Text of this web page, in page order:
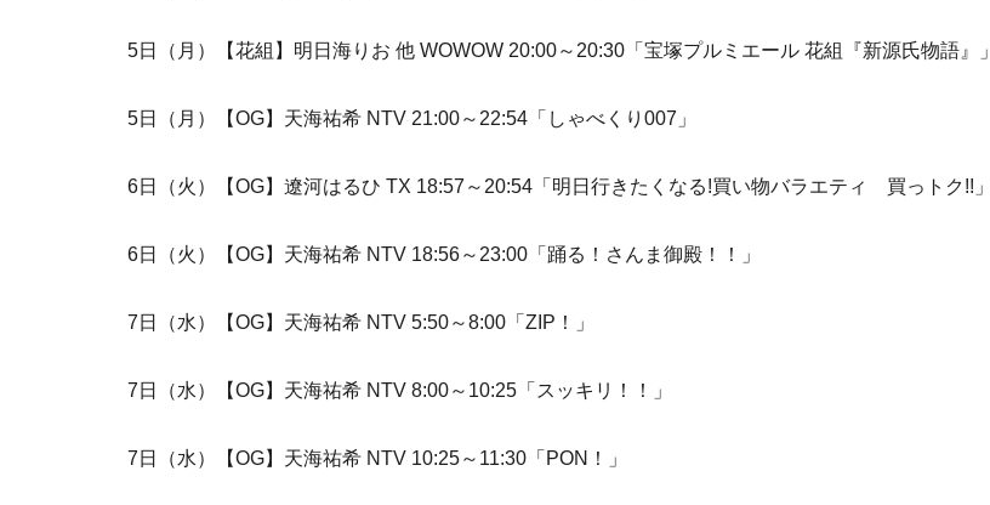
5日（月）【花組】明日海りお 他 WOWOW 20:00～20:30「宝塚プルミエール 花組『新源氏物語』」
5日（月）【OG】天海祐希 NTV 21:00～22:54「しゃべくり007」
6日（火）【OG】遼河はるひ TX 18:57～20:54「明日行きたくなる!買い物バラエティ 買っトク!!」
6日（火）【OG】天海祐希 NTV 18:56～23:00「踊る！さんま御殿！！」
7日（水）【OG】天海祐希 NTV 5:50～8:00「ZIP！」
7日（水）【OG】天海祐希 NTV 8:00～10:25「スッキリ！！」
7日（水）【OG】天海祐希 NTV 10:25～11:30「PON！」